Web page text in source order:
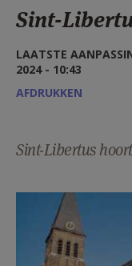
MIJN
Sint-
LAATSTE
2024 - 10:43
AFDRUKKEN
Sint-Libertus
SLi2.JPG